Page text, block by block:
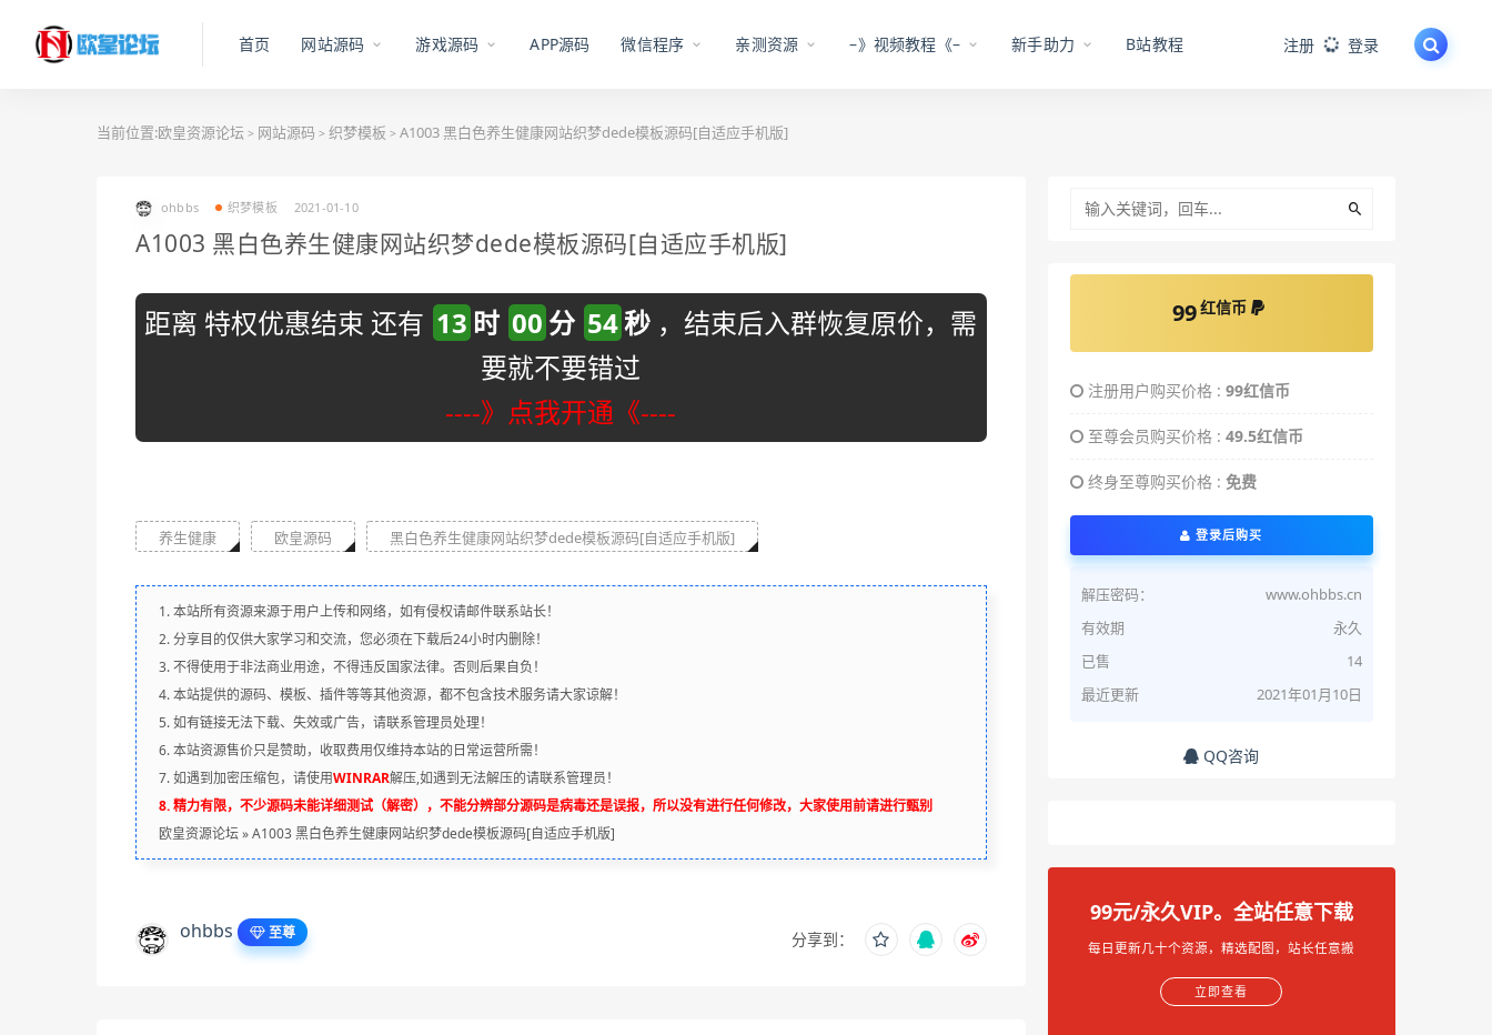
首页 网站源码 游戏源码 APP源码 微信程序 亲测资源 –》视频教程《– 新手助力 B站教程 注册 登录
当前位置:欧皇资源论坛 > 网站源码 > 织梦模板 > A1003 黑白色养生健康网站织梦dede模板源码[自适应手机版]
ohbbs 织梦模板 2021-01-10
A1003 黑白色养生健康网站织梦dede模板源码[自适应手机版]
距离 特权优惠结束 还有 13 时 00 分 53秒 ，结束后入群恢复原价，需
要就不要错过
----》点我开通《----
养生健康 欧皇源码 黑白色养生健康网站织梦dede模板源码[自适应手机版]
1. 本站所有资源来源于用户上传和网络，如有侵权请邮件联系站长！
2. 分享目的仅供大家学习和交流，您必须在下载后24小时内删除！
3. 不得使用于非法商业用途，不得违反国家法律。否则后果自负！
4. 本站提供的源码、模板、插件等等其他资源，都不包含技术服务请大家谅解！
5. 如有链接无法下载、失效或广告，请联系管理员处理！
6. 本站资源售价只是赞助，收取费用仅维持本站的日常运营所需！
7. 如遇到加密压缩包，请使用WINRAR解压,如遇到无法解压的请联系管理员！
8. 精力有限，不少源码未能详细测试（解密），不能分辨部分源码是病毒还是误报，所以没有进行任何修改，大家使用前请进行甄别
欧皇资源论坛»A1003 黑白色养生健康网站织梦dede模板源码[自适应手机版]
ohbbs 至尊 分享到：
99红信币
注册用户购买价格 : 99红信币
至尊会员购买价格 : 49.5红信币
终身至尊购买价格 : 免费
登录后购买
解压密码：
www.ohbbs.cn
有效期
永久
已售
14
最近更新
2021年01月10日
QQ咨询
99元/永久VIP。全站任意下载
每日更新几十个资源，精选配图，站长任意搬
立即查看